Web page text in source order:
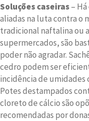
Soluções caseiras–
aliadas na luta contra o
tradicional naftalina ou
supermercados, são
poder não agradar.
cedro podem ser
incidência de umidades
Potes destampados
cloreto de cálcio são
recomendadas por